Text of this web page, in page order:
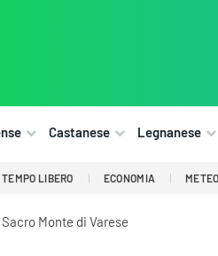
Castanese Legnanese
LIBERO ECONOMIA METEO
Monte di Varese